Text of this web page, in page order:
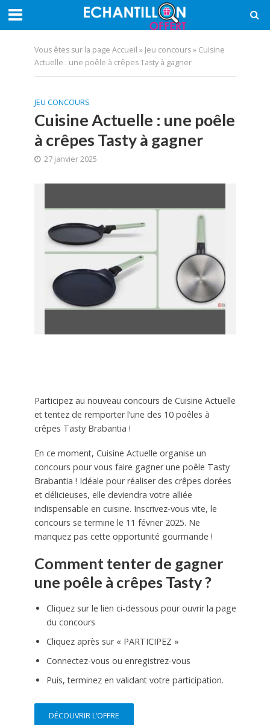
Vous êtes sur la page Accueil » Jeu concours» Cuisine
Actuelle : une poêle à crêpes Tasty à gagner
JEU CONCOURS
Cuisine Actuelle : une poêle
à crêpes Tasty à gagner
27 janvier 2025
Participez au nouveau concours de Cuisine Actuelle
et tentez de remporter l’une des 10 poêles à
crêpes Tasty Brabantia !
En ce moment, Cuisine Actuelle organise un
concours pour vous faire gagner une poêle Tasty
Brabantia ! Idéale pour réaliser des crêpes dorées
et délicieuses, elle deviendra votre alliée
indispensable en cuisine. Inscrivez-vous vite, le
concours se termine le 11 février 2025. Ne
manquez pas cette opportunité gourmande !
Comment tenter de gagner
une poêle à crêpes Tasty ?
Cliquez sur le lien ci-dessous pour ouvrir la page
du concours
Cliquez après sur « PARTICIPEZ »
Connectez-vous ou enregistrez-vous
Puis, terminez en validant votre participation.
DÉCOUVRIR L’OFFRE